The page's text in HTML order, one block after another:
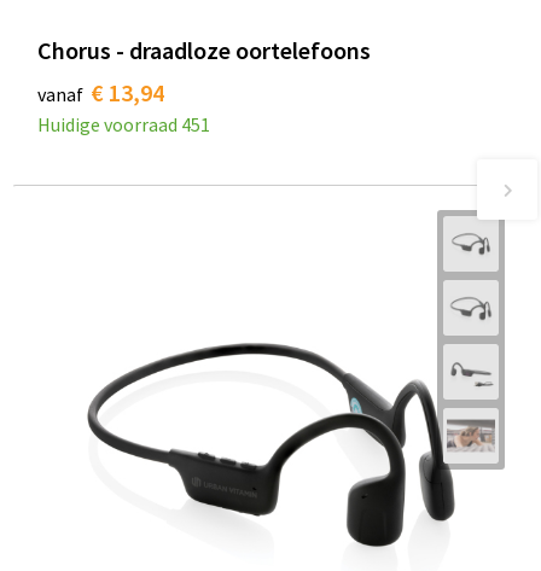
Chorus - draadloze oortelefoons
vanaf € 13,94
Huidige voorraad 451